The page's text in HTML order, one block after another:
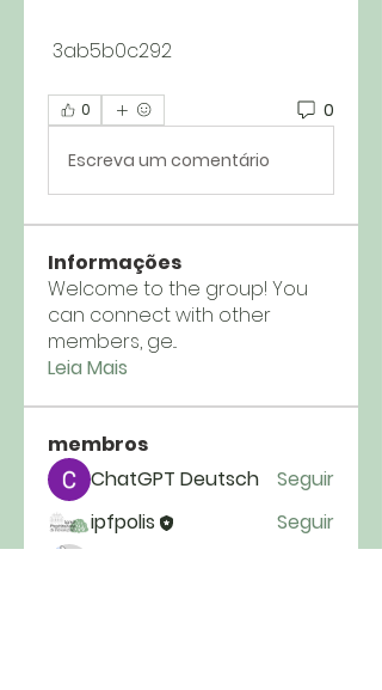
3ab5b0c292
0 0
Escreva um comentário
Informações
Welcome to the group! You
can connect with other
members, ge...
Leia Mais
membros
ChatGPT Deutsch
Seguir
ipfpolis
Seguir